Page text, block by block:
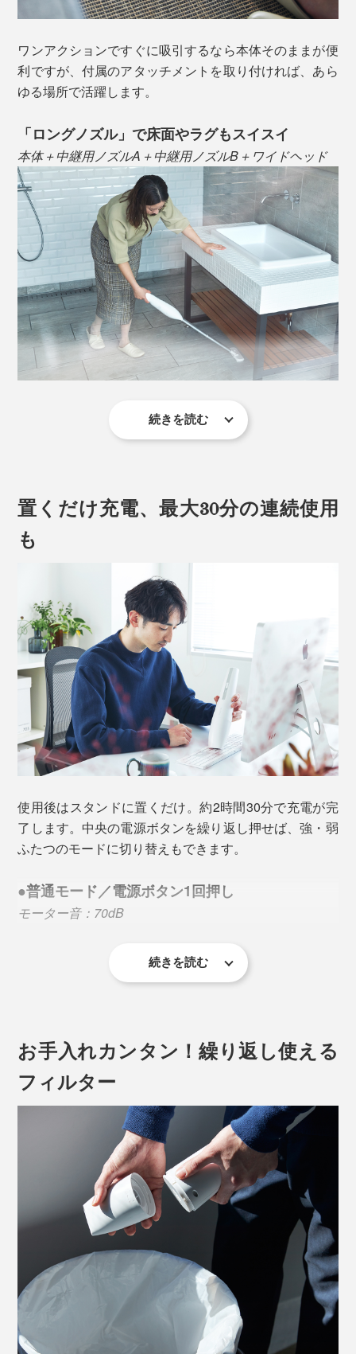
っと掃除」を重ねれば、気合を入れた掃除の回数をグッ
充電スタンドも、クリーナーと一体化するミニマムなデ
ザイン。上辺と底辺が水平にデザインされており、横か
ら見ても美しい。
本体の裏面にさりげなく凹みが施され、握ったときに手
にフィットする配慮にも感動します。
ダストボックスの中が見えない仕様だから不潔感も一切
なく、テーブルや棚の上にも置ける清潔なセカンドクリ
ーナーです。
1分間に76,000回転する、独自設計でつくられた120W
のブラシレス直流++モーター（BLDC++）を搭載し、コ
ンパクトながら驚異の吸引力を実現しました。
さらに本体内部には、ステンレス製フィルターに加え、
0.3μmの微細なゴミ粒子を99.97％捕集する高性能HEPA
フィルターを採用。二重フィルター構造で、細かい塵や
ホコリをしっかりキャッチし、クリーンな空気を排出し
ます。
ワンアクションですぐに吸引するなら本体そのままが便
利ですが、付属のアタッチメントを取り付ければ、あら
ゆる場所で活躍します。
「ロングノズル」で床面やラグもスイスイ
本体＋中継用ノズルA＋中継用ノズルB＋ワイドヘッド
やプロテインなど、広い範囲にはロングノズルが重宝。
階段のお掃除も楽々です。
本体＋中継用ノズルA＋ワイドヘッド
本棚の上やサイドボードの上など、高い位置にある面の
ホコリを吸い取るなら、中継ノズルを1つにして使って
平に倒せるしなやかさで使い勝手バツグン。
本体＋すき間用ノズル
窓のサッシ、冷蔵庫と壁の隙間にたまったホコリ、シュ
ーズボックスの土汚れ、食品ストッカーや冷蔵庫の野菜
室など、狭い場所のピンポイント掃除に。エアコンのフ
ィルターお手入れ時やキーボードのゴミ吸い取りにも便
利です。
続きを読む
置くだけ充電、最大30分の連続使用
も
使用後はスタンドに置くだけ。約2時間30分で充電が完
了します。中央の電源ボタンを繰り返し押せば、強・弱
ふたつのモードに切り替えもできます。
●普通モード／電源ボタン1回押し
モーター音：70dB
1度の充電で最大30分間の連続使用ができる省エネモー
●強モード／電源ボタン2回押し
続きを読む
お手入れカンタン！繰り返し使える
フィルター